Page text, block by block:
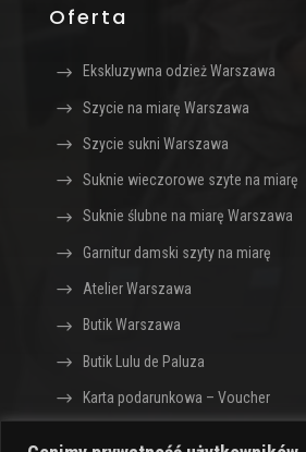
Oferta
Ekskluzywna odzież Warszawa
Szycie na miarę Warszawa
Szycie sukni Warszawa
Suknie wieczorowe szyte na miarę
Suknie ślubne na miarę Warszawa
Garnitur damski szyty na miarę
Atelier Warszawa
Butik Warszawa
Butik Lulu de Paluza
Karta podarunkowa – Voucher